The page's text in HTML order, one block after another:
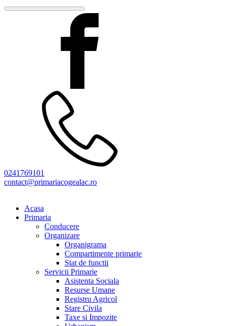
0241769101
contact@primariacogealac.ro
Acasa
Primaria
Conducere
Organizare
Organigrama
Compartimente primarie
Stat de functii
Servicii Primarie
Asistenta Sociala
Resurse Umane
Registru Agricol
Stare Civila
Taxe si Impozite